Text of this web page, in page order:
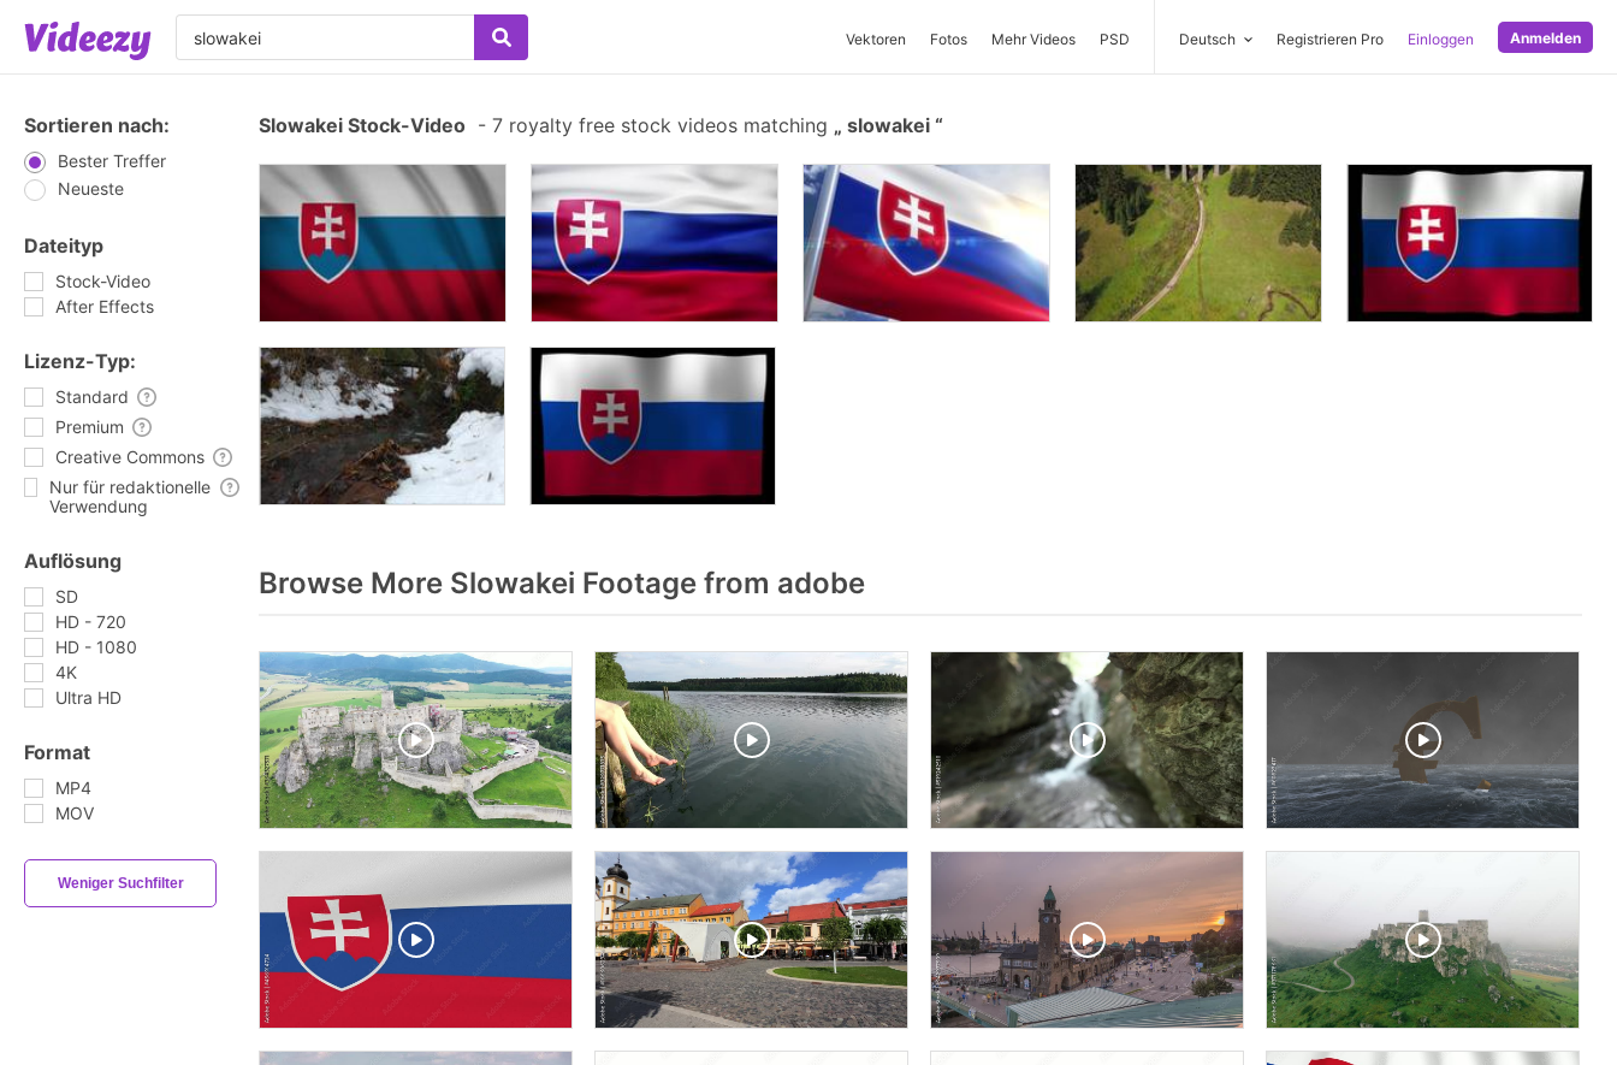
Vektoren Fotos Mehr Videos PSD Deutsch Registrieren Pro Einloggen Anmelden
Sortieren nach:
Bester Treffer
Neueste
Dateityp
Stock-Video
After Effects
Lizenz-Typ:
Standard
Premium
Creative Commons
Nur für redaktionelle
Verwendung
Auflösung
SD
HD - 720
HD - 1080
4K
Ultra HD
Format
MP4
MOV
Weniger Suchfilter
Slowakei Stock-Video - 7 royalty free stock videos matching slowakei
Browse More Slowakei Footage from adobe